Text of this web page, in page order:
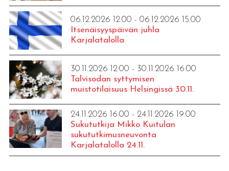
06.12.2026 12:00 - 06.12.2026 15:00
Itsenäisyyspäivän juhla
Karjalatalolla
30.11.2026 12:00 - 30.11.2026 16:00
Talvisodan syttymisen
muistotilaisuus Helsingissä 30.11.
24.11.2026 16:00 - 24.11.2026 19:00
Sukututkija Mikko Kuitulan
sukututkimusneuvonta
Karjalatalolla 24.11.